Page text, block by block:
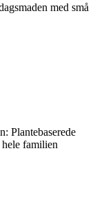
med små
Plantebaserede
familien